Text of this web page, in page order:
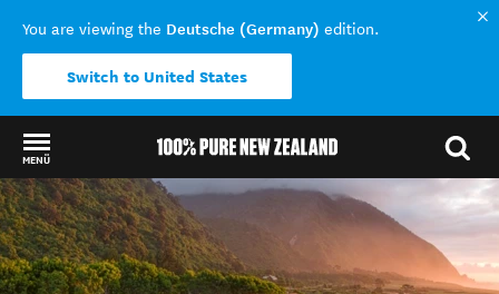
You are viewing the Deutsche (Germany) edition.
Switch to United States
MENÜ
Back to my results